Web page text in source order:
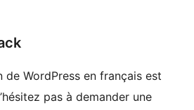
de WordPress en français est
pas à demander une